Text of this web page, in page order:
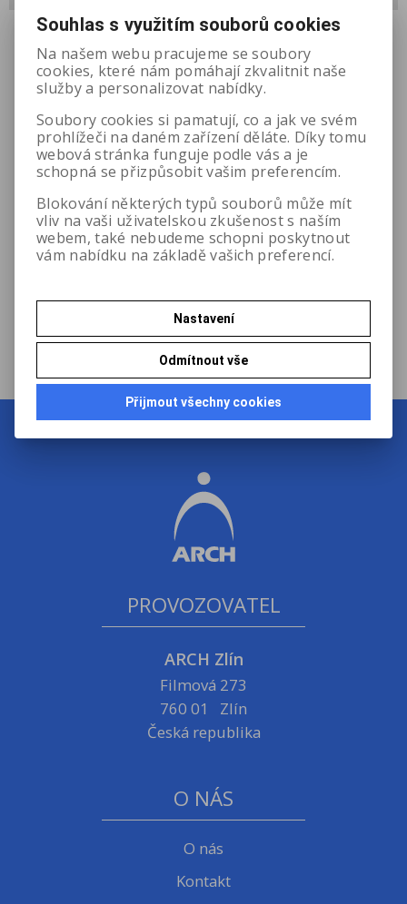
Váš email*
Váš dotaz*
PROVOZOVATEL
ARCH Zlín
Filmová 273
760 01 Zlín
Česká republika
O NÁS
O nás
Kontakt
Souhlas s využitím souborů cookies
Na našem webu pracujeme se soubory
cookies, které nám pomáhají zkvalitnit naše
služby a personalizovat nabídky.
Soubory cookies si pamatují, co a jak ve svém
prohlížeči na daném zařízení děláte. Díky tomu
webová stránka funguje podle vás a je
schopná se přizpůsobit vašim preferencím.
Blokování některých typů souborů může mít
vliv na vaši uživatelskou zkušenost s naším
webem, také nebudeme schopni poskytnout
vám nabídku na základě vašich preferencí.
Nastavení
Odmítnout vše
Přijmout všechny cookies